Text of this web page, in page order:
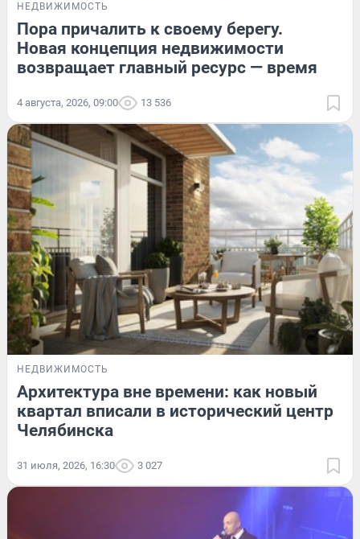
НЕДВИЖИМОСТЬ
Пора причалить к своему берегу.
Новая концепция недвижимости
возвращает главный ресурс — время
4 августа, 2026, 09:00 13 536
НЕДВИЖИМОСТЬ
Архитектура вне времени: как новый
квартал вписали в исторический центр
Челябинска
31 июля, 2026, 16:30 3 027